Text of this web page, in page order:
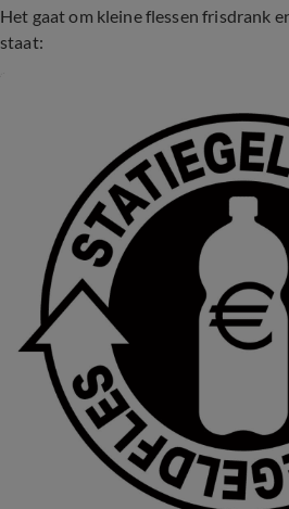
Het gaat om kleine flessen frisdrank
staat: